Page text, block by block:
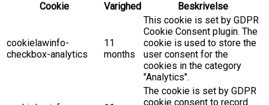
Cookie
Varighed Beskrivelse
cookielawinfo-
checkbox-analytics
11
months
This cookie is set by GDPR
Cookie Consent plugin. The
cookie is used to store the
user consent for the
cookies in the category
"Analytics".
The cookie is set by GDPR
cookie consent to record